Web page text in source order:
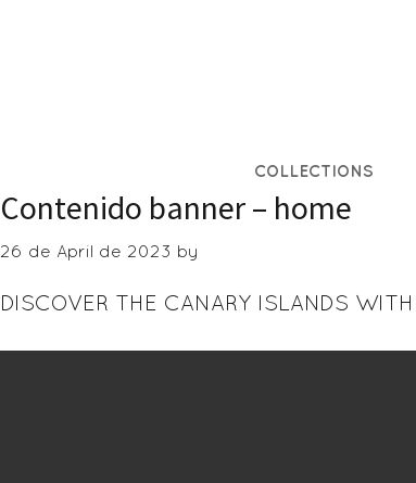
COLLECTIONS
Contenido banner – home
26 de April de 2023 by
DISCOVER THE CANARY ISLANDS